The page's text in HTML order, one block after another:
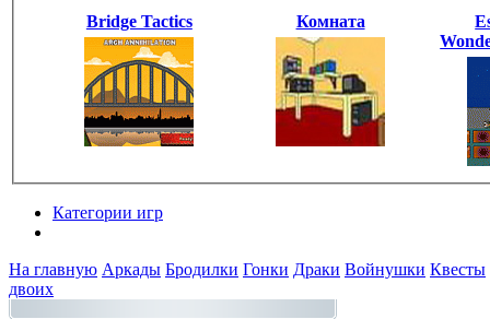
Bridge Tactics
Комната
Категории игр
На главную Аркады Бродилки Гонки Драки Войнушки Квесты
двоих